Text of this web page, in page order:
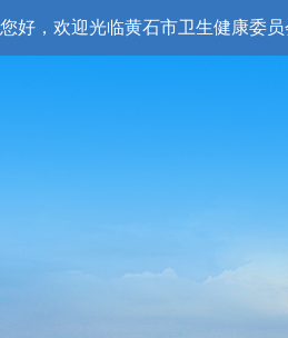
您好，欢迎光临黄石市卫生健康委员